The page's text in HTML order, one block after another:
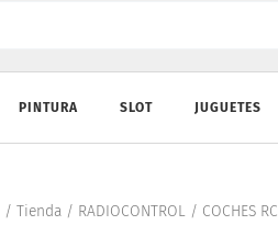
PINTURA SLOT JUGUETES
/ Tienda/ RADIOCONTROL/ COCHES RC